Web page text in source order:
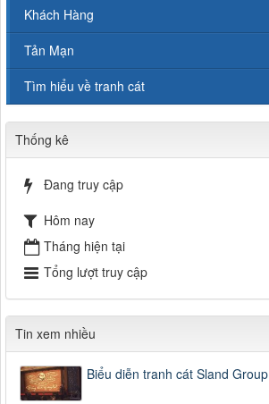
Khách Hàng
Tản Mạn
Tìm hiểu về tranh cát
Thống kê
Đang truy cập
Hôm nay
Tháng hiện tại
Tổng lượt truy cập
Tin xem nhiều
Biểu diễn tranh cát Sland Group